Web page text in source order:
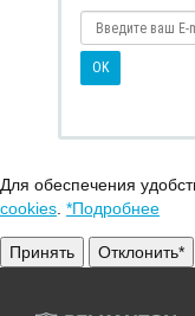
Для обеспечения
cookies *Подробнее
Принять Отклонить*